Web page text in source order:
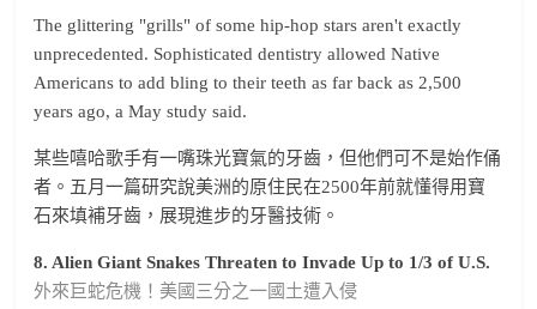
The glittering "grills" of some hip-hop stars aren't exactly
unprecedented. Sophisticated dentistry allowed Native
Americans to add bling to their teeth as far back as 2,500
years ago, a May study said.
某些嘻哈歌手有一嘴珠光寶氣的牙齒，但他們可不是始作俑
者。五月一篇研究說美洲的原住民在2500年前就懂得用寶
石來填補牙齒，展現進步的牙醫技術。
8. Alien Giant Snakes Threaten to Invade Up to 1/3 of U.S.
外來巨蛇危機！美國三分之一國土遭入侵